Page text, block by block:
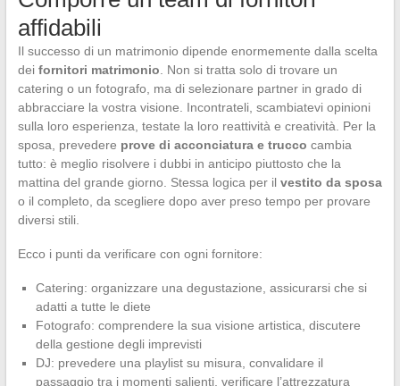
affidabili
Il successo di un matrimonio dipende enormemente dalla scelta
dei fornitori matrimonio . Non si tratta solo di trovare un
catering o un fotografo, ma di selezionare partner in grado di
abbracciare la vostra visione. Incontrateli, scambiatevi opinioni
sulla loro esperienza, testate la loro reattività e creatività. Per la
sposa, prevedere prove di acconciatura e trucco cambia
tutto: è meglio risolvere i dubbi in anticipo piuttosto che la
mattina del grande giorno. Stessa logica per il vestito da sposa
o il completo, da scegliere dopo aver preso tempo per provare
diversi stili.
Ecco i punti da verificare con ogni fornitore:
Catering: organizzare una degustazione, assicurarsi che si
adatti a tutte le diete
Fotografo: comprendere la sua visione artistica, discutere
della gestione degli imprevisti
DJ: prevedere una playlist su misura, convalidare il
passaggio tra i momenti salienti, verificare l’attrezzatura